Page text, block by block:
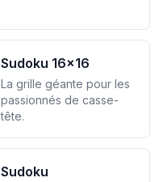
Sudoku 16x16
La grille géante pour les
passionnés de casse-
tête.
Sudoku